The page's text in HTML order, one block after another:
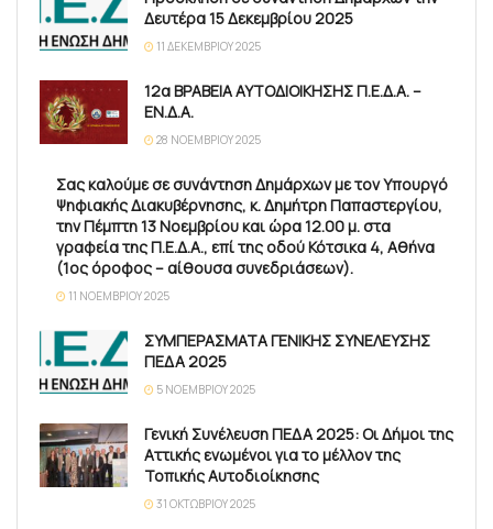
Δευτέρα 15 Δεκεμβρίου 2025
11 ΔΕΚΕΜΒΡΊΟΥ 2025
12α ΒΡΑΒΕΙΑ ΑΥΤΟΔΙΟΙΚΗΣΗΣ Π.Ε.Δ.Α. –
ΕΝ.Δ.Α.
28 ΝΟΕΜΒΡΊΟΥ 2025
Σας καλούμε σε συνάντηση Δημάρχων με τον Υπουργό
Ψηφιακής Διακυβέρνησης, κ. Δημήτρη Παπαστεργίου,
την Πέμπτη 13 Νοεμβρίου και ώρα 12.00 μ. στα
γραφεία της Π.Ε.Δ.Α., επί της οδού Κότσικα 4, Αθήνα
(1ος όροφος – αίθουσα συνεδριάσεων).
11 ΝΟΕΜΒΡΊΟΥ 2025
ΣΥΜΠΕΡΑΣΜΑΤΑ ΓΕΝΙΚΗΣ ΣΥΝΕΛΕΥΣΗΣ
ΠΕΔΑ 2025
5 ΝΟΕΜΒΡΊΟΥ 2025
Γενική Συνέλευση ΠΕΔΑ 2025: Οι Δήμοι της
Αττικής ενωμένοι για το μέλλον της
Τοπικής Αυτοδιοίκησης
31 ΟΚΤΩΒΡΊΟΥ 2025